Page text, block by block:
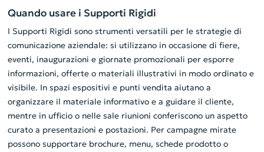
Quando usare i Supporti Rigidi
I Supporti Rigidi sono strumenti versatili per le strategie di
comunicazione aziendale: si utilizzano in occasione di fiere,
eventi, inaugurazioni e giornate promozionali per esporre
informazioni, offerte o materiali illustrativi in modo ordinato e
visibile. In spazi espositivi e punti vendita aiutano a
organizzare il materiale informativo e a guidare il cliente,
mentre in ufficio o nelle sale riunioni conferiscono un aspetto
curato a presentazioni e postazioni. Per campagne mirate
possono supportare brochure, menu, schede prodotto o